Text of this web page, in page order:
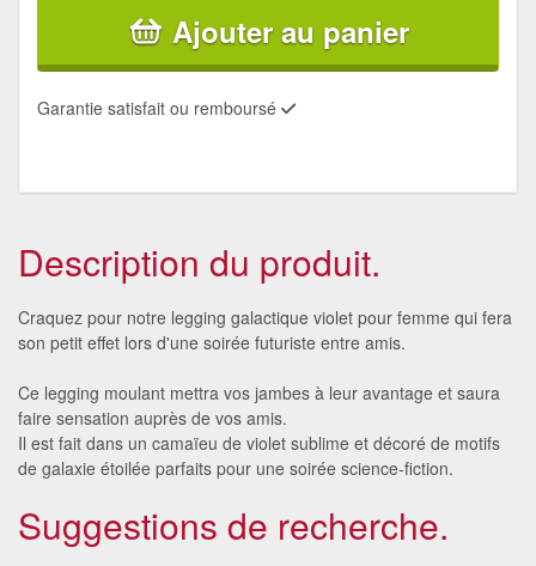
Ajouter au panier
Garantie satisfait ou remboursé
Description du produit.
Craquez pour notre legging galactique violet pour femme qui fera
son petit effet lors d'une soirée futuriste entre amis.
Ce legging moulant mettra vos jambes à leur avantage et saura
faire sensation auprès de vos amis.
Il est fait dans un camaïeu de violet sublime et décoré de motifs
de galaxie étoilée parfaits pour une soirée science-fiction.
Suggestions de recherche.